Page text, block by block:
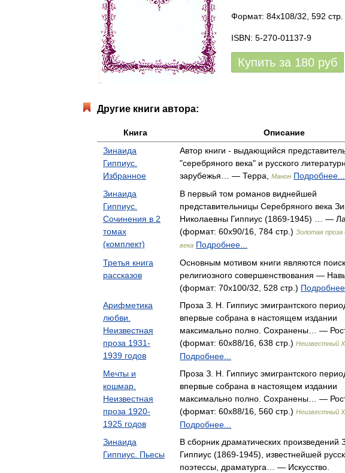
Формат: 84x108/32, 592 стр.
ISBN: 5-270-01137-9
Купить за 180 руб
Другие книги автора:
Книга Описание
Зинаида
Гиппиус.
Избранное
Автор книги - выдающийся
"серебряного века" и русского
зарубежья… — Терра,
Манон Подробнее...
Зинаида
Гиппиус.
Сочинения в 2
томах
(комплект)
В первый том романов виднейшей
представительницы Серебряного века
Николаевны Гиппиус (1869-1945) … —
(формат: 60x90/16, 784 стр.) Золотая проза
века Подробнее...
Третья книга
рассказов
Основным мотивом книги являются
религиозного совершенствования —
(формат: 70x100/32, 528 стр.)
Арифметика
любви.
Неизвестная
проза 1931-
1939 годов
Проза З. Н. Гиппиус эмигрантского
впервые собрана в настоящем издании
максимально полно. Сохранены… —
(формат: 60x88/16, 638 стр.) Неизвестный
Подробнее...
Мечты и
кошмар.
Неизвестная
проза 1920-
1925 годов
Проза З. Н. Гиппиус эмигрантского
впервые собрана в настоящем издании
максимально полно. Сохранены… —
(формат: 60x88/16, 560 стр.) Неизвестный
Подробнее...
Зинаида
Гиппиус. Пьесы
В сборник драматических произведений
Гиппиус (1869-1945), известнейшей
поэтессы, драматурга… — Искусство.